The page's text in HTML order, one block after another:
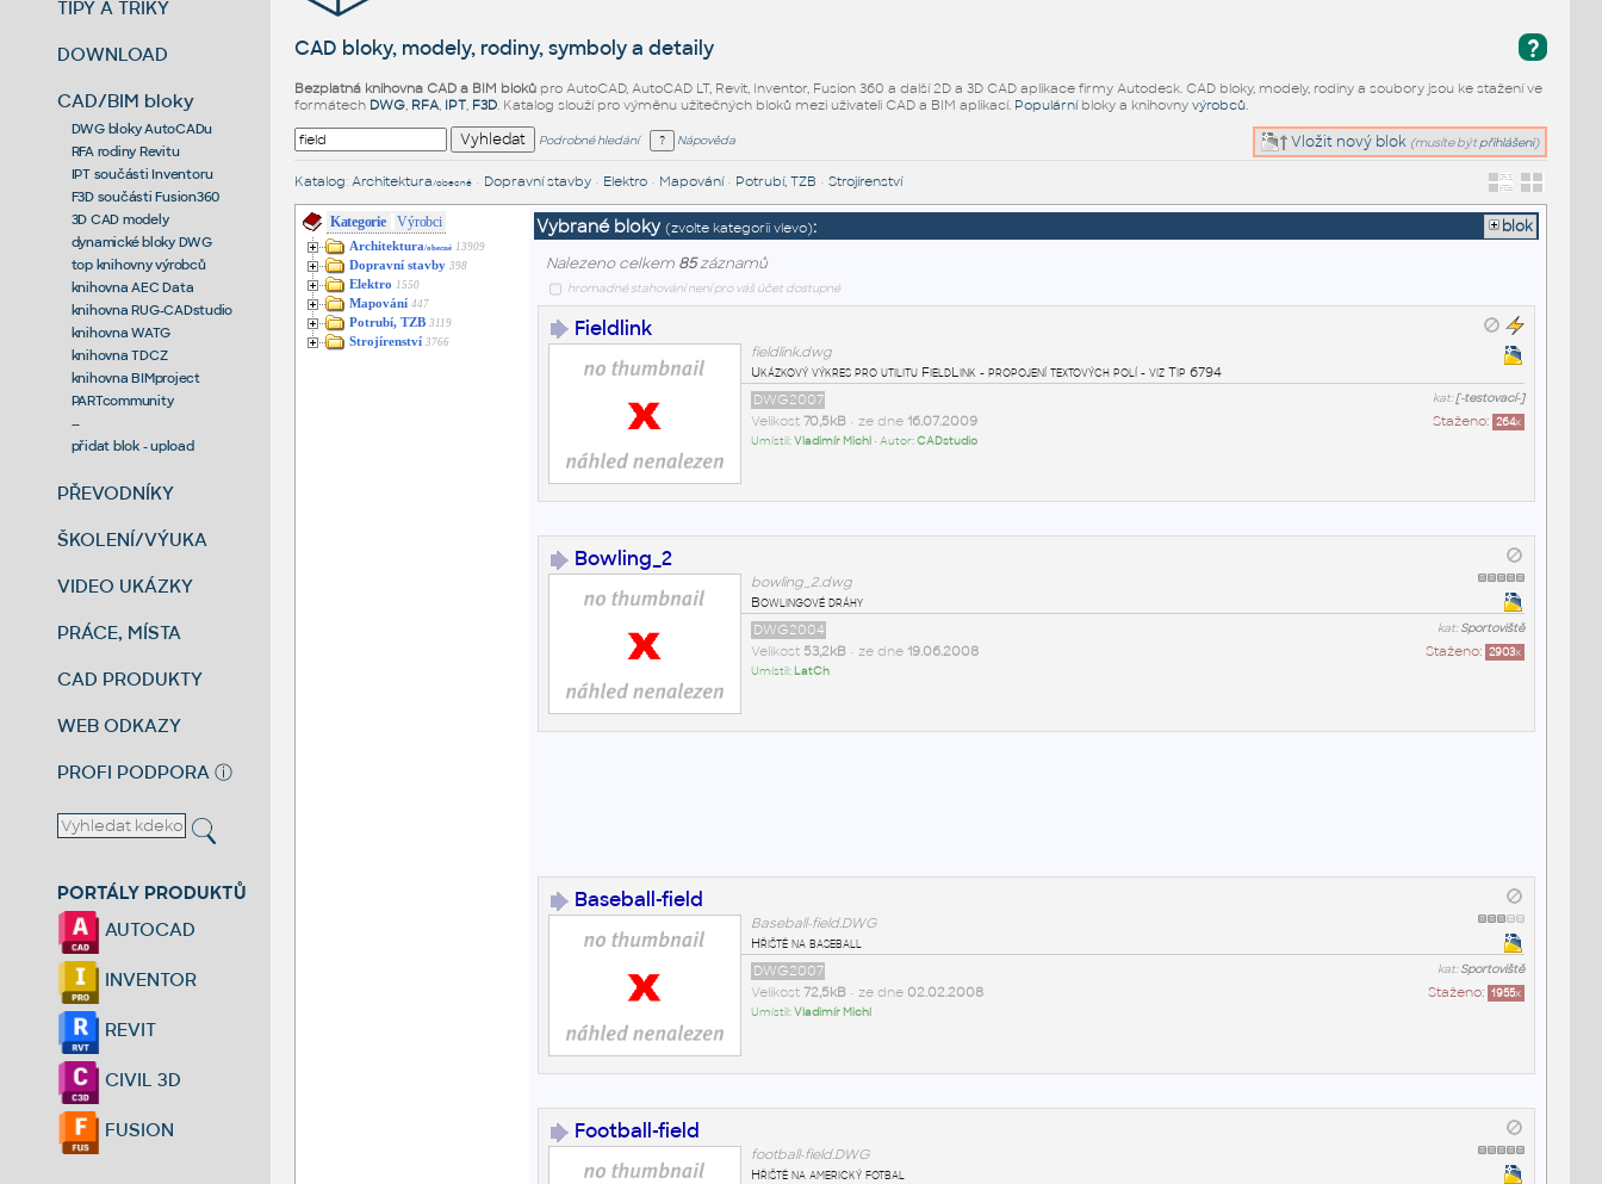
TIPY A TRIKY
DOWNLOAD
CAD/BIM bloky
DWG bloky AutoCADu
RFA rodiny Revitu
IPT součásti Inventoru
F3D součásti Fusion360
3D CAD modely
dynamické bloky DWG
top knihovny výrobců
knihovna AEC Data
knihovna RUG-CADstudio
knihovna WATG
knihovna TDCZ
knihovna BIMproject
PARTcommunity
--
přidat blok - upload
PŘEVODNÍKY
ŠKOLENÍ/VÝUKA
VIDEO UKÁZKY
PRÁCE, MÍSTA
CAD PRODUKTY
WEB ODKAZY
PROFI PODPORA ⓘ
PORTÁLY PRODUKTŮ
AUTOCAD
INVENTOR
REVIT
CIVIL 3D
FUSION
?
CAD bloky, modely, rodiny, symboly a detaily
Bezplatná knihovna CAD a BIM blokůpro AutoCAD, AutoCAD LT, Revit, Inventor, Fusion 360 a další 2D a 3D CAD aplikace firmy Autodesk. CAD bloky, modely, rodiny a soubory jsou ke stažení ve
formátech DWG, RFA, IPT, F3D. Katalog slouží pro výměnu užitečných bloků mezi uživateli CAD a BIM aplikací. Populárníbloky a knihovny výrobců.
Vložit nový blok (musíte být přihlášeni)
Podrobné hledání Nápověda
Katalog: Architektura /obecné• Dopravní stavby• Elektro• Mapování• Potrubí, TZB • Strojírenství
Kategorie Výrobci
Architektura/obecné 13909
Dopravní stavby 398
Elektro 1550
Mapování 447
Potrubí, TZB 3119
Strojírenství 3766
Vybrané bloky (zvolte kategorii vlevo):
blok
Nalezeno celkem 85záznamů
hromadné stahování není pro váš účet dostupné
Fieldlink
fieldlink.dwg
Ukázkový výkres pro utilitu FieldLink - propojení textových polí - viz Tip 6794
kat:[-testovací-]
DWG2007
Staženo: 264x
Velikost 70,5kB• ze dne 16.07.2009
Umístil:Vladimír Michl• Autor:CADstudio
Bowling_2
bowling_2.dwg
Bowlingové dráhy
kat:Sportoviště
DWG2004
Staženo: 2903x
Velikost 53,2kB• ze dne 19.06.2008
Umístil: LatCh
Baseball-field
Baseball-field.DWG
Hřiště na baseball
kat:Sportoviště
DWG2007
Staženo: 1955x
Velikost 72,5kB• ze dne 02.02.2008
Umístil:Vladimír Michl
Football-field
football-field.DWG
Hřiště na americký fotbal